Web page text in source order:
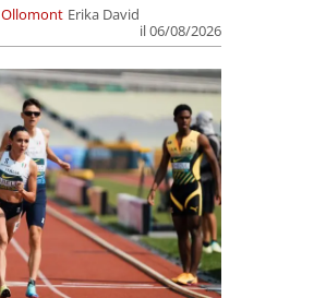
Ollomont Erika David
il 06/08/2026